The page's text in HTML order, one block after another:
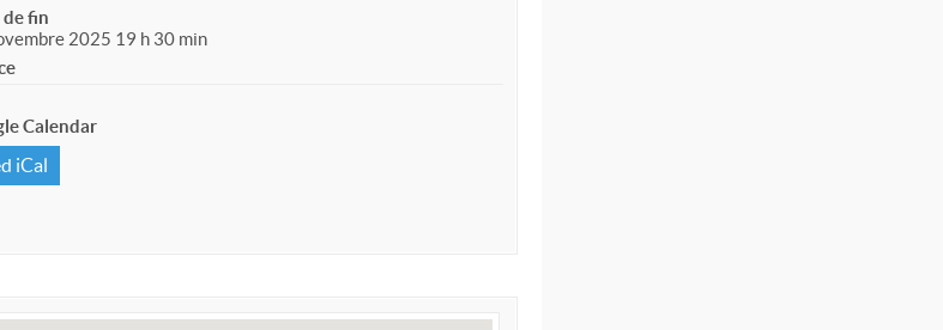
de fin
2025 19 h 30 min
Calendar
iCal